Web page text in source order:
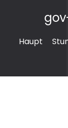
Haupt